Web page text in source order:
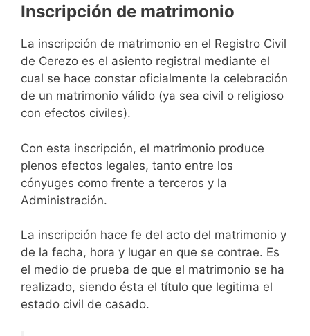
Inscripción de matrimonio
La inscripción de matrimonio en el Registro Civil
de Cerezo es el asiento registral mediante el
cual se hace constar oficialmente la celebración
de un matrimonio válido (ya sea civil o religioso
con efectos civiles).
Con esta inscripción, el matrimonio produce
plenos efectos legales, tanto entre los
cónyuges como frente a terceros y la
Administración.
La inscripción hace fe del acto del matrimonio y
de la fecha, hora y lugar en que se contrae. Es
el medio de prueba de que el matrimonio se ha
realizado, siendo ésta el título que legitima el
estado civil de casado.